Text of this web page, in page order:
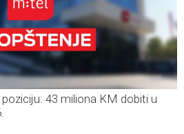
43 miliona KM dobiti u